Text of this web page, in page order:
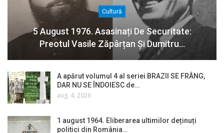
Cultură
5 August 1976. Asasinați De Securitate:
Preotul Vasile Zăpârțan Și Dumitru…
A apărut volumul 4 al seriei BRAZII SE FRÂNG,
DAR NU SE ÎNDOIESC de…
aug. 4, 2026
1 august 1964. Eliberarea ultimilor deținuți
politici din România…